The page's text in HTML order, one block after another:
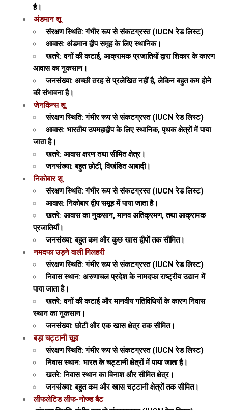
है।
अंडमान शू
संरक्षण स्थिति: गंभीर रूप से संकटग्रस्त (IUCN रेड लिस्ट)
आवास: अंडमान द्वीप समूह के लिए स्थानिक।
खतरे: वनों की कटाई, आक्रामक प्रजातियों द्वारा शिकार के कारण
आवास का नुकसान।
जनसंख्या: अच्छी तरह से प्रलेखित नहीं है, लेकिन बहुत कम होने
की संभावना है।
जेनकिन्स शू
संरक्षण स्थिति: गंभीर रूप से संकटग्रस्त (IUCN रेड लिस्ट)
आवास: भारतीय उपमहाद्वीप के लिए स्थानिक, पृथक क्षेत्रों में पाया
जाता है।
खतरे: आवास क्षरण तथा सीमित क्षेत्र।
जनसंख्या: बहुत छोटी, विखंडित आबादी।
निकोबार शू
संरक्षण स्थिति: गंभीर रूप से संकटग्रस्त (IUCN रेड लिस्ट)
आवास: निकोबार द्वीप समूह में पाया जाता है।
खतरे: आवास का नुकसान, मानव अतिक्रमण, तथा आक्रामक
प्रजातियाँ।
जनसंख्या: बहुत कम और कुछ खास द्वीपों तक सीमित।
नमदफा उड़ने वाली गिलहरी
संरक्षण स्थिति: गंभीर रूप से संकटग्रस्त (IUCN रेड लिस्ट)
निवास स्थान: अरुणाचल प्रदेश के नामदफा राष्ट्रीय उद्यान में
पाया जाता है।
खतरे: वनों की कटाई और मानवीय गतिविधियों के कारण निवास
स्थान का नुकसान।
जनसंख्या: छोटी और एक खास क्षेत्र तक सीमित।
बड़ा चट्टानी चूहा
संरक्षण स्थिति: गंभीर रूप से संकटग्रस्त (IUCN रेड लिस्ट)
निवास स्थान: भारत के चट्टानी क्षेत्रों में पाया जाता है।
खतरे: निवास स्थान का विनाश और सीमित क्षेत्र।
जनसंख्या: बहुत कम और खास चट्टानी क्षेत्रों तक सीमित।
लीफलेटिड लीफ-नोज्ड बैट